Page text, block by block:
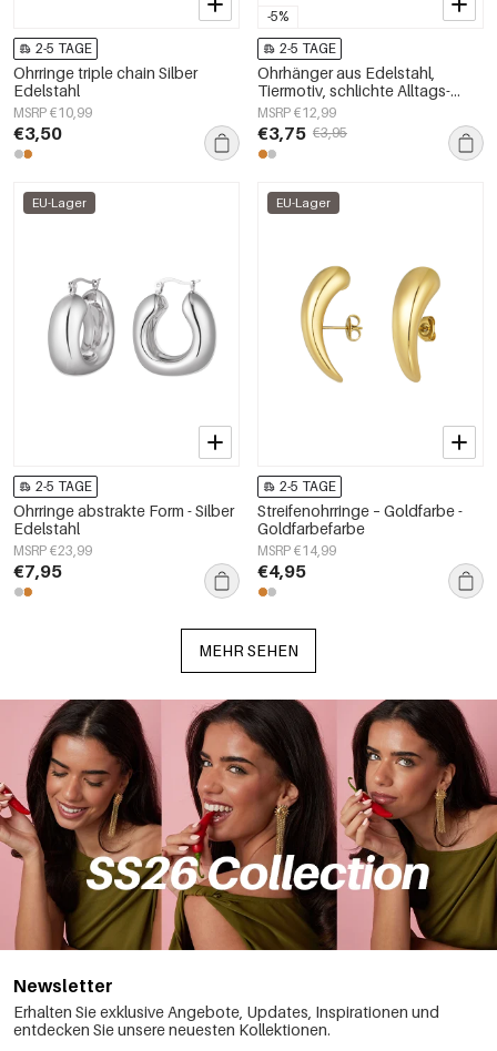
2-5 TAGE
Ohrringe triple chain Silber
Edelstahl
MSRP €10,99
€3,50
-5%
2-5 TAGE
Ohrhänger aus Edelstahl,
Tiermotiv, schlichte Alltags-
Serie, Damenschmuck
MSRP €12,99
€3,75 €3,95
EU-Lager
2-5 TAGE
Ohrringe abstrakte Form - Silber
Edelstahl
MSRP €23,99
€7,95
EU-Lager
2-5 TAGE
Streifenohrringe – Goldfarbe -
Goldfarbefarbe
MSRP €14,99
€4,95
MEHR SEHEN
Newsletter
Erhalten Sie exklusive Angebote, Updates, Inspirationen und
entdecken Sie unsere neuesten Kollektionen.